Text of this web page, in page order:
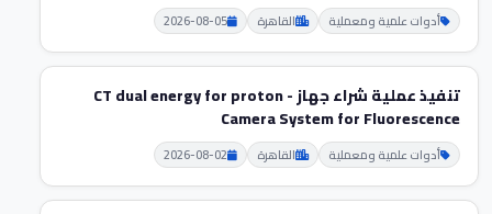
أدوات علمية ومعملية القاهرة 2026-08-05
تنفيذ عملية شراء جهاز CT dual energy for proton -
Camera System for Fluorescence
أدوات علمية ومعملية القاهرة 2026-08-02